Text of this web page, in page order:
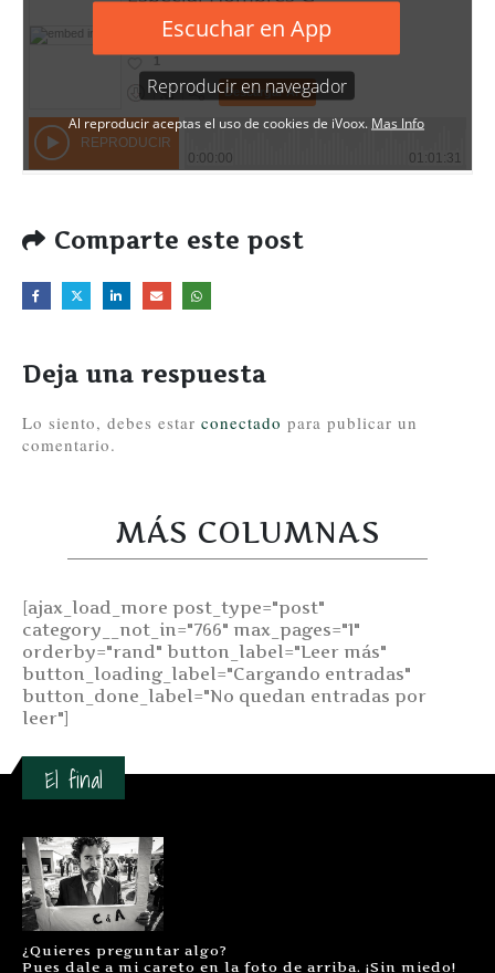
Comparte este post
Deja una respuesta
Lo siento, debes estar conectado para publicar un
comentario.
MÁS COLUMNAS
[ajax_load_more post_type="post"
category__not_in="766" max_pages="1"
orderby="rand" button_label="Leer más"
button_loading_label="Cargando entradas"
button_done_label="No quedan entradas por
leer"]
El final
¿Quieres preguntar algo?
Pues dale a mi careto en la foto de arriba. ¡Sin miedo!